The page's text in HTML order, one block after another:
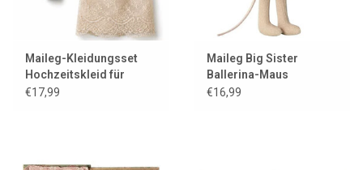
Maileg-Kleidungsset
Hochzeitskleid für
Mutter Maus
€17,99
Maileg Big Sister
Ballerina-Maus
€16,99